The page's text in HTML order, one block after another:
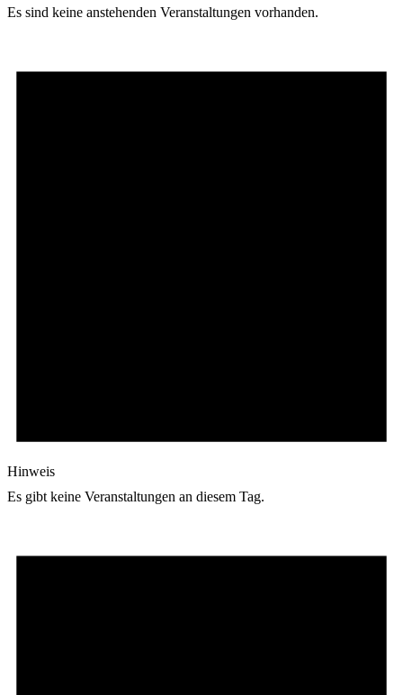
Es sind keine anstehenden Veranstaltungen vorhanden.
Hinweis
Es gibt keine Veranstaltungen an diesem Tag.